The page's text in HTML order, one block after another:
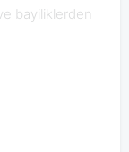
bayiliklerden